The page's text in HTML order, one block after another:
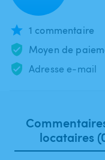
1 commentaire
Moyen de
Adresse e-mail
locataires